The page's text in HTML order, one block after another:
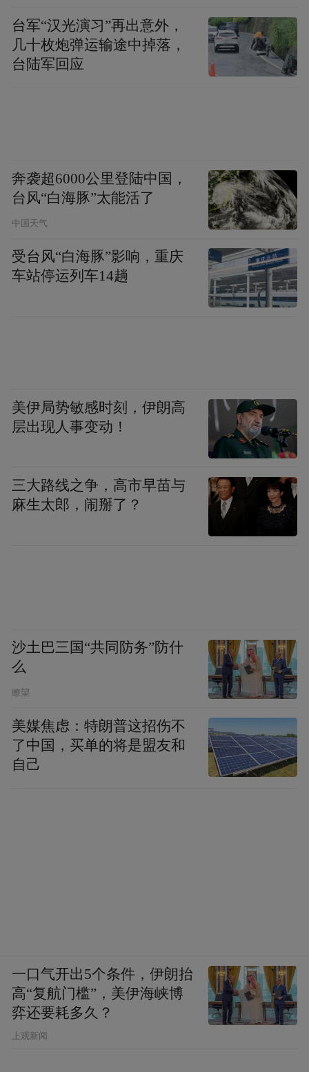
光力度
台军“汉光演习”再出意外，
几十枚炮弹运输途中掉落，
台陆军回应
奔袭超6000公里登陆中国，
台风“白海豚”太能活了
中国天气
受台风“白海豚”影响，重庆
车站停运列车14趟
美伊局势敏感时刻，伊朗高
层出现人事变动！
三大路线之争，高市早苗与
麻生太郎，闹掰了？
沙土巴三国“共同防务”防什
么
瞭望
美媒焦虑：特朗普这招伤不
了中国，买单的将是盟友和
自己
一口气开出5个条件，伊朗抬
高“复航门槛”，美伊海峡博
弈还要耗多久？
上观新闻